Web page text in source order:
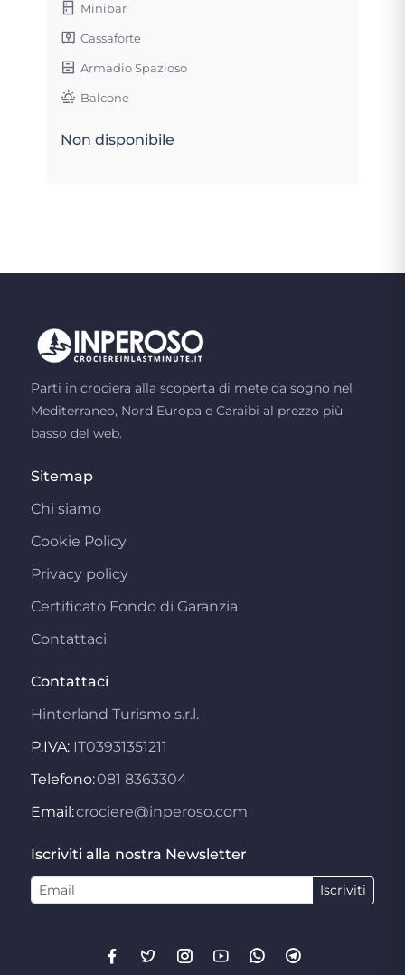
Minibar
Cassaforte
Armadio Spazioso
Balcone
Non disponibile
Parti in crociera alla scoperta di mete da sogno nel
Mediterraneo, Nord Europa e Caraibi al prezzo più
basso del web.
Sitemap
Chi siamo
Cookie Policy
Privacy policy
Certificato Fondo di Garanzia
Contattaci
Contattaci
Hinterland Turismo s.r.l.
P.IVA: IT03931351211
Telefono:081 8363304
Email:crociere@inperoso.com
Iscriviti alla nostra Newsletter
Iscriviti